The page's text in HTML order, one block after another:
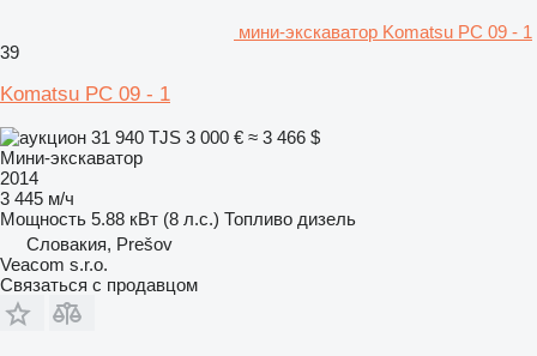
мини-экскаватор Komatsu PC 09 - 1
39
Komatsu PC 09 - 1
31 940 TJS 3 000 € ≈ 3 466 $
Мини-экскаватор
2014
3 445 м/ч
Мощность 5.88 кВт (8 л.с.) Топливо дизель
Словакия, Prešov
Veacom s.r.o.
Связаться с продавцом